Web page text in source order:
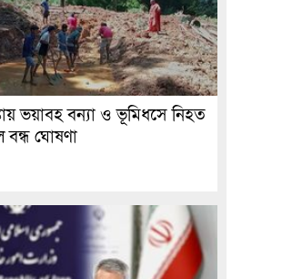
ভয়াবহ বন্যা ও ভূমিধসে নিহত
বন্ধ ঘোষণা